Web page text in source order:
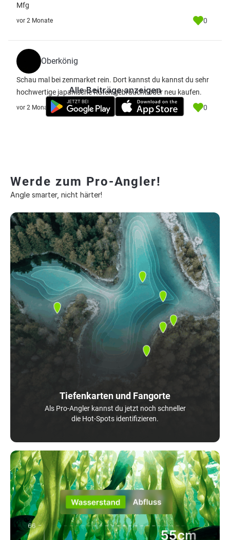
Mfg
vor 2 Monate 0
Oberkönig
Schau mal bei zenmarket rein. Dort kannst du kannst du sehr
hochwertige japanische Ruten gebraucht oder neu kaufen.
vor 2 Monate 0
Alle Beiträge anzeigen
Werde zum Pro-Angler!
Angle smarter, nicht härter!
Tiefenkarten und Fangorte
Als Pro-Angler kannst du jetzt noch schneller
die Hot-Spots identifizieren.